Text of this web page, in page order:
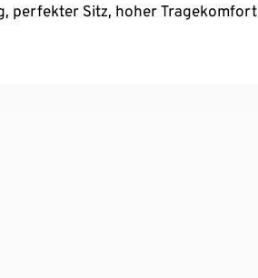
perfekter Sitz, hoher Tragekomfort